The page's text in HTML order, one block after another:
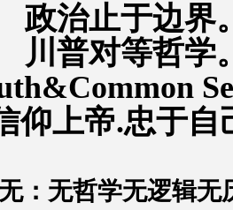
政治止于边界
川普对等哲学
仰上帝.忠于自
：无哲学无逻辑无